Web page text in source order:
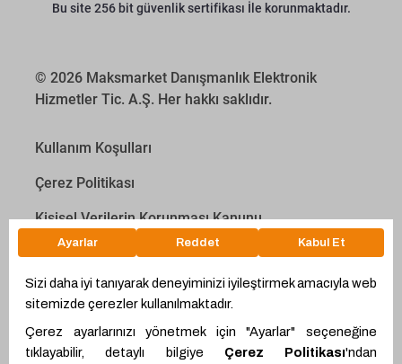
WhatsApp
Teklif Hattı
Bu site 256 bit güvenlik sertifikası İle korunmaktadır.
© 2026 Maksmarket Danışmanlık Elektronik
Hizmetler Tic. A.Ş. Her hakkı saklıdır.
Kullanım Koşulları
Çerez Politikası
Kişisel Verilerin Korunması Kanunu
İletişim Aydınlatma Metni
Proyakıt
Ödeme Hesaplama Aracı